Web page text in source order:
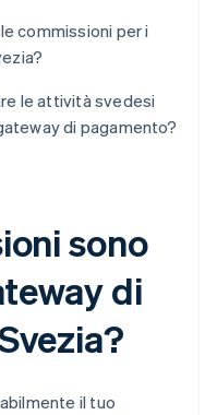
commissioni per i
le attività svedesi
di pagamento?
sono
di
il tuo